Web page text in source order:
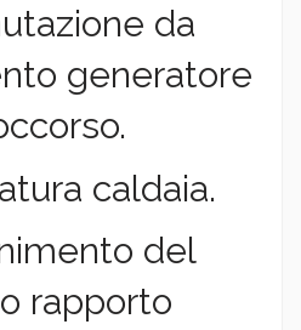
da
generatore
caldaia.
del
rapporto